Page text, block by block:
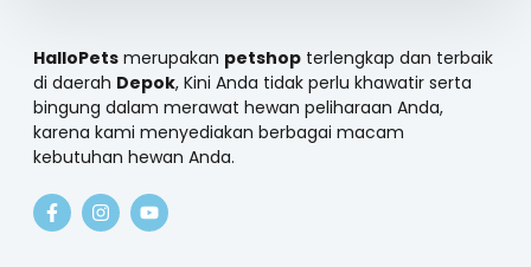
HalloPets merupakan petshop terlengkap dan terbaik
di daerah Depok, Kini Anda tidak perlu khawatir serta
bingung dalam merawat hewan peliharaan Anda,
karena kami menyediakan berbagai macam
kebutuhan hewan Anda.